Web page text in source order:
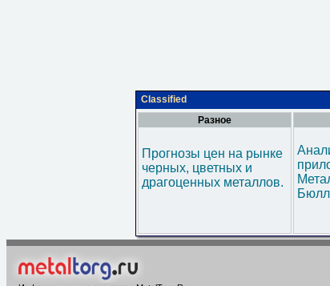
Classified
Разное
Прогнозы цен на рынке
черных, цветных и
драгоценных металлов.